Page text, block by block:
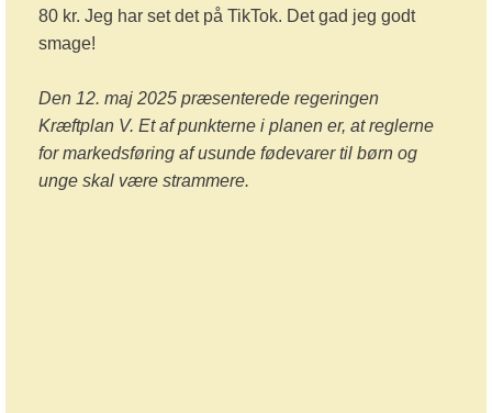
80 kr. Jeg har set det på TikTok. Det gad jeg godt
smage!
Den 12. maj 2025 præsenterede regeringen
Kræftplan V. Et af punkterne i planen er, at reglerne
for markedsføring af usunde fødevarer til børn og
unge skal være strammere.